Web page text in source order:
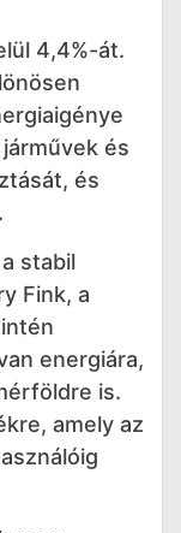
4,4%-át.
és
és
stabil
Fink, a
energiára,
is.
amely az